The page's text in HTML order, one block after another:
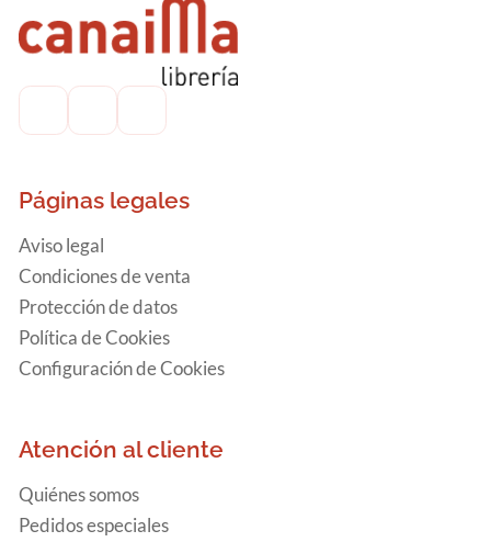
Páginas legales
Aviso legal
Condiciones de venta
Protección de datos
Política de Cookies
Configuración de Cookies
Atención al cliente
Quiénes somos
Pedidos especiales